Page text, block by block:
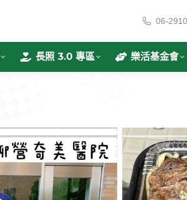
06-
長照 3.0 專區 樂活基金會